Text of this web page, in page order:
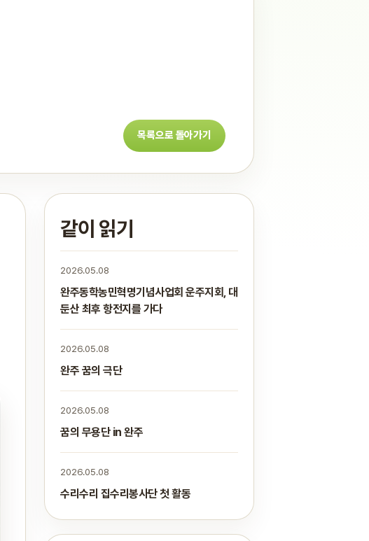
목록으로 돌아가기
같이 읽기
2026.05.08
완주동학농민혁명기념사업회 운주지회, 대
둔산 최후 항전지를 가다
2026.05.08
완주 꿈의 극단
2026.05.08
꿈의 무용단 in 완주
2026.05.08
수리수리 집수리봉사단 첫 활동